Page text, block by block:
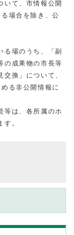
て、市情報公開
場合を除き、公
場のうち、「副
の成果物の市長等
換」について、
る非公開情報に
は、各所属のホ
。